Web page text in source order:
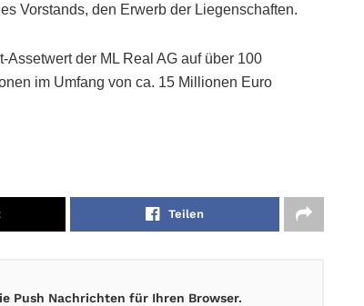
Vorstands, den Erwerb der Liegenschaften.
der ML Real AG auf über 100
im Umfang von ca. 15 Millionen Euro
Teilen
Push Nachrichten für Ihren Browser.